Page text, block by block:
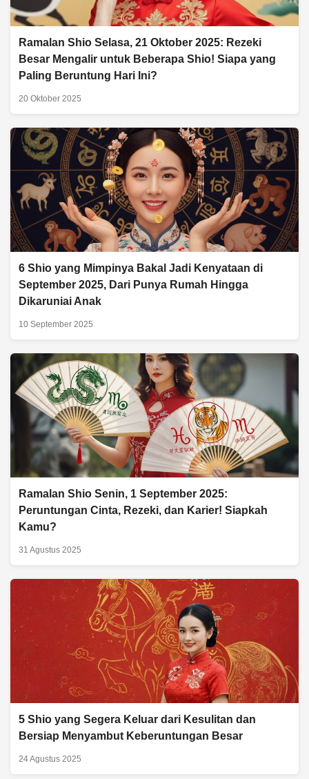
Ramalan Shio Selasa, 21 Oktober 2025: Rezeki
Besar Mengalir untuk Beberapa Shio! Siapa yang
Paling Beruntung Hari Ini?
20 Oktober 2025
6 Shio yang Mimpinya Bakal Jadi Kenyataan di
September 2025, Dari Punya Rumah Hingga
Dikaruniai Anak
10 September 2025
Ramalan Shio Senin, 1 September 2025:
Peruntungan Cinta, Rezeki, dan Karier! Siapkah
Kamu?
31 Agustus 2025
5 Shio yang Segera Keluar dari Kesulitan dan
Bersiap Menyambut Keberuntungan Besar
24 Agustus 2025